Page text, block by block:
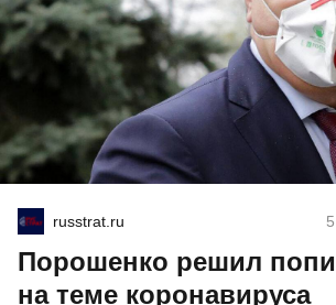
russtrat.ru
Порошенко решил
на теме коронавируса